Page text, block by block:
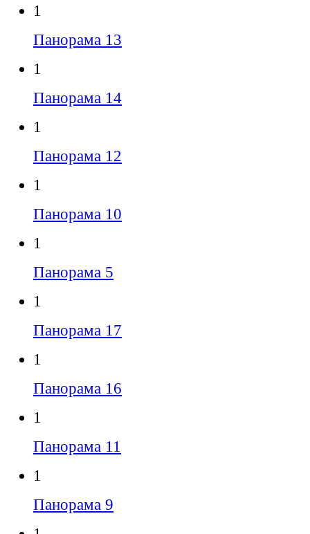
1
Панорама 13
1
Панорама 14
1
Панорама 12
1
Панорама 10
1
Панорама 5
1
Панорама 17
1
Панорама 16
1
Панорама 11
1
Панорама 9